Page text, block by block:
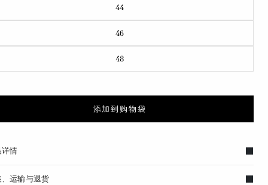
44
46
48
添加到购物袋
情
、运输与退货